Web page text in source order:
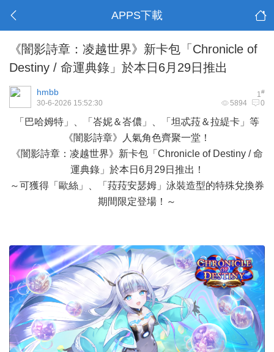
APPS下載
《闇影詩章：凌越世界》新卡包「Chronicle of
Destiny / 命運典錄」於本日6月29日推出
1#
hmbb
5894 0
30-6-2026 15:52:30
「巴哈姆特」、「峇妮＆峇儂」、「坦忒菈＆拉緹卡」等
《闇影詩章》人氣角色齊聚一堂！
《闇影詩章：凌越世界》新卡包「Chronicle of Destiny / 命
運典錄」於本日6月29日推出！
～可獲得「歐絲」、「菈菈安瑟姆」泳裝造型的特殊兌換券
期間限定登場！～